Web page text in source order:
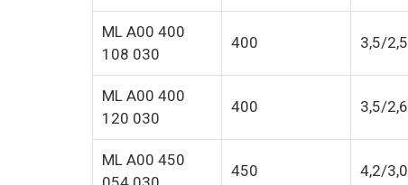
ML A00 400
108 030
400 3,5/2,5
ML A00 400
120 030
400 3,5/2,6
ML A00 450
450 4,2/3,0